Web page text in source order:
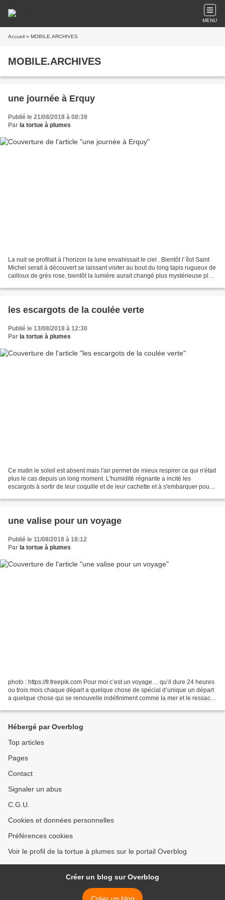
MENU
Accueil » MOBILE.ARCHIVES
MOBILE.ARCHIVES
une journée à Erquy
Publié le 21/08/2018 à 08:39
Par la tortue à plumes
La nuit se profilait à l’horizon la lune envahissait le ciel . Bientôt l' îlot Saint
Michel serait à découvert se laissant visiter au bout du long tapis rugueux de
cailloux de grès rose, bientôt la lumière aurait changé plus mystérieuse plus
les escargots de la coulée verte
Publié le 13/08/2018 à 12:30
Par la tortue à plumes
Ce matin le soleil est absent mais l'air permet de mieux respirer ce qui n'était
plus le cas depuis un long moment. L'humidité régnante a incité les
escargots à sortir de leur coquille et de leur cachette et à s'embarquer pour
une valise pour un voyage
Publié le 11/08/2018 à 18:12
Par la tortue à plumes
photo : https://fr.freepik.com Pour moi c’est un voyage… qu’il dure 24 heures
ou trois mois chaque départ a quelque chose de spécial d’unique un départ
a quelque chose qui se renouvelle indéfiniment comme la mer et le ressac,
Hébergé par Overblog
Top articles
Pages
Contact
Signaler un abus
C.G.U.
Cookies et données personnelles
Préférences cookies
Voir le profil de la tortue à plumes sur le portail Overblog
Créer un blog sur Overblog